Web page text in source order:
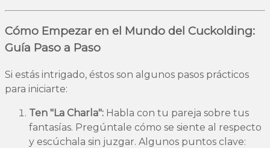
Cómo Empezar en el Mundo del Cuckolding:
Guía Paso a Paso
Si estás intrigado, éstos son algunos pasos prácticos
para iniciarte:
Ten "La Charla": Habla con tu pareja sobre tus
fantasías. Pregúntale cómo se siente al respecto
y escúchala sin juzgar. Algunos puntos clave: